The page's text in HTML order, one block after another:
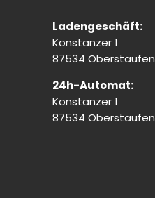
Ladengeschäft:
Konstanzer 1
87534 Oberstaufen
24h-Automat:
Konstanzer 1
87534 Oberstaufen